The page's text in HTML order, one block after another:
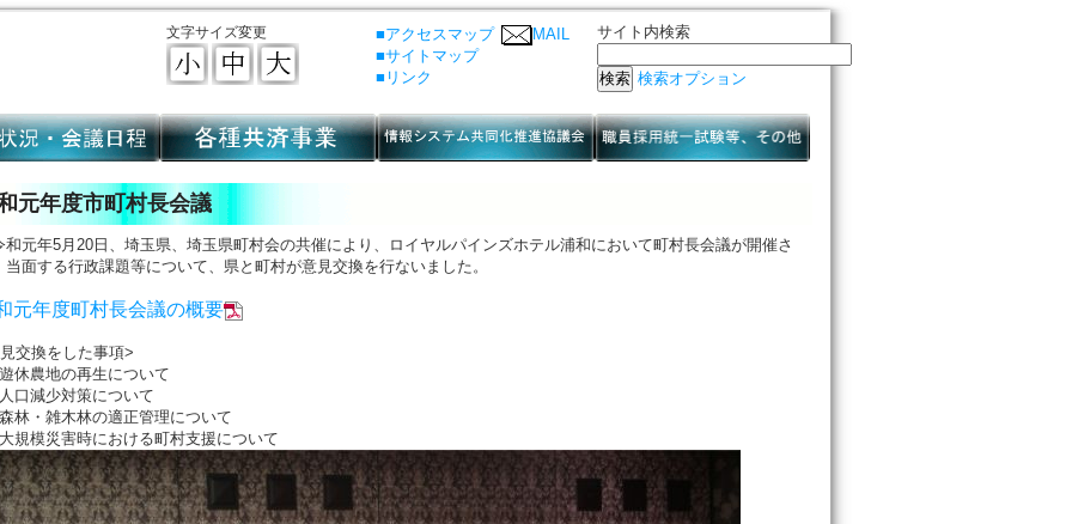
文字サイズ変更 MAIL
■アクセスマップ
■サイトマップ
■リンク
サイト内検索
検索オプション
元年度市町村長会議
元年5月20日、埼玉県、埼玉県町村会の共催により、ロイヤルパインズホテル浦和において町村長会議が開催さ
当面する行政課題等について、県と町村が意見交換を行ないました。
元年度町村長会議の概要
交換をした事項>
休農地の再生について
口減少対策について
林・雑木林の適正管理について
規模災害時における町村支援について